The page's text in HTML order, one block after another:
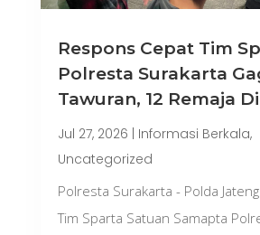
Respons Cepat Tim
Polresta Surakarta
Tawuran, 12 Remaja
Jul 27, 2026 Informasi Berkala,
Uncategorized
Polresta Surakarta - Polda
Tim Sparta Satuan Samapta